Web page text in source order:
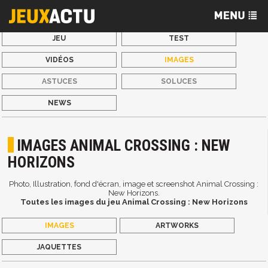
JEU TEST
VIDÉOS IMAGES
ASTUCES SOLUCES
NEWS
IMAGES ANIMAL CROSSING : NEW
HORIZONS
Photo, Illustration, fond d'écran, image et screenshot Animal Crossing :
New Horizons.
Toutes les images du jeu Animal Crossing : New Horizons
IMAGES ARTWORKS
JAQUETTES